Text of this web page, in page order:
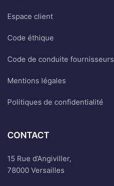
Espace client
Code éthique
Code de conduite fournisseurs
Mentions légales
Politiques de confidentialité
CONTACT
15 Rue d’Angiviller,
78000 Versailles